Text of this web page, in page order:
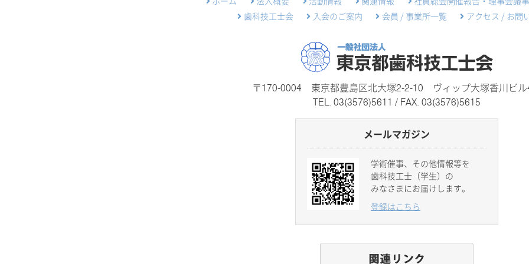
歯科技工士会
入会のご案内 会員 / 事業所一覧 アクセス / お問
〒170-0004 東京都豊島区北大塚2-2-10
ヴィップ大塚香川ビ
TEL. 03(3576)5611 / FAX. 03(3576)5615
メールマガジン
学術催事、その他情報等を
歯科技工士（学生）の
みなさまにお届けします。
登録はこちら